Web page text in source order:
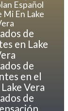
Español
Mi En Lake
de
en Lake
de
en el
Vera
de